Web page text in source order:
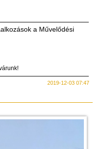
a Művelődési
2019-12-03 07:47